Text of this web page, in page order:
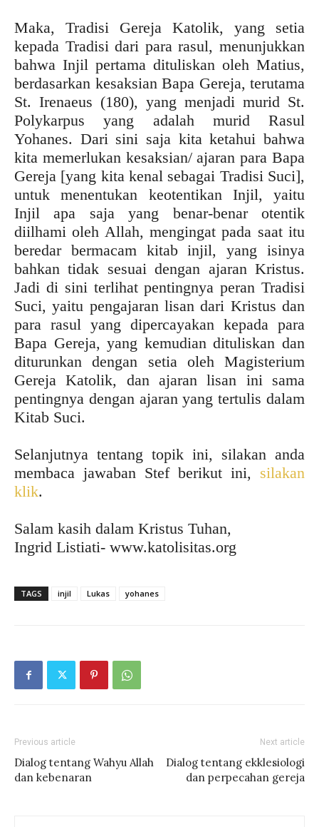
Maka, Tradisi Gereja Katolik, yang setia
kepada Tradisi dari para rasul, menunjukkan
bahwa Injil pertama dituliskan oleh Matius,
berdasarkan kesaksian Bapa Gereja, terutama
St. Irenaeus (180), yang menjadi murid St.
Polykarpus yang adalah murid Rasul
Yohanes. Dari sini saja kita ketahui bahwa
kita memerlukan kesaksian/ ajaran para Bapa
Gereja [yang kita kenal sebagai Tradisi Suci],
untuk menentukan keotentikan Injil, yaitu
Injil apa saja yang benar-benar otentik
diilhami oleh Allah, mengingat pada saat itu
beredar bermacam kitab injil, yang isinya
bahkan tidak sesuai dengan ajaran Kristus.
Jadi di sini terlihat pentingnya peran Tradisi
Suci, yaitu pengajaran lisan dari Kristus dan
para rasul yang dipercayakan kepada para
Bapa Gereja, yang kemudian dituliskan dan
diturunkan dengan setia oleh Magisterium
Gereja Katolik, dan ajaran lisan ini sama
pentingnya dengan ajaran yang tertulis dalam
Kitab Suci.
Selanjutnya tentang topik ini, silakan anda
membaca jawaban Stef berikut ini, silakan
klik.
Salam kasih dalam Kristus Tuhan,
Ingrid Listiati- www.katolisitas.org
TAGS injil Lukas yohanes
Previous article
Dialog tentang Wahyu Allah
dan kebenaran
Next article
Dialog tentang ekklesiologi
dan perpecahan gereja